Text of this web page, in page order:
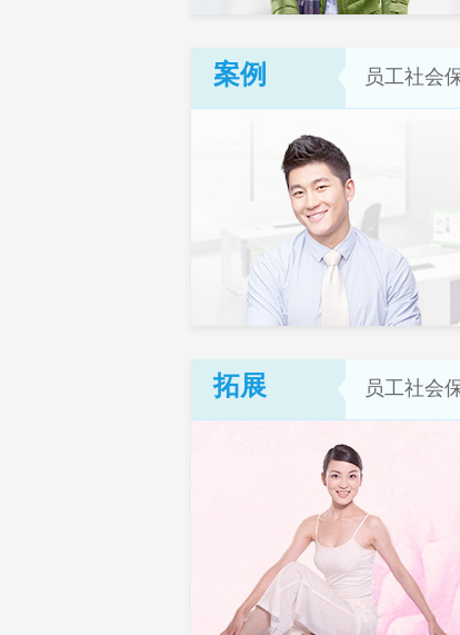
案例 员工社会
拓展 员工社会